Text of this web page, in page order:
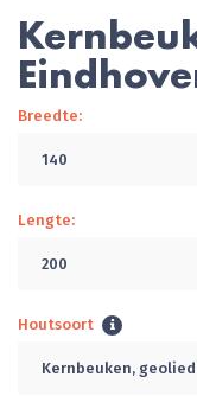
Breedte:
140
Lengte:
200
Houtsoort
Kernbeuken, geolied